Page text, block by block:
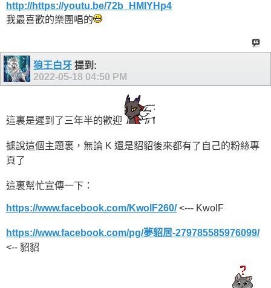
http://https://youtu.be/72b_HMIYHp4
我最喜歡的樂團唱的
狼王白牙 提到:
2022-05-18 04:50 PM
這裏是遲到了三年半的歡迎
據說這個主題裏，無論 K 還是貂貂後來都有了自己的粉絲專
頁了
這裏幫忙宣傳一下：
https://www.facebook.com/KwolF260/<--- KwolF
https://www.facebook.com/pg/夢貂居-279785585976099/
<-- 貂貂